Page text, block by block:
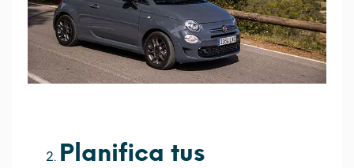
Planifica tus